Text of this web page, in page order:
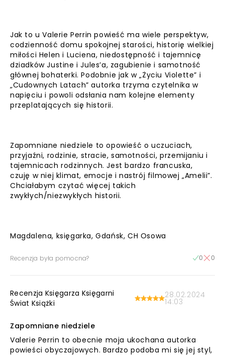
Jak to u Valerie Perrin powieść ma wiele perspektyw,
codzienność domu spokojnej starości, historię wielkiej
miłości Helen i Luciena, niedostępność i tajemnicę
dziadków Justine i Jules’a, zagubienie i samotność
głównej bohaterki. Podobnie jak w „Życiu Violette” i
„Cudownych Latach” autorka trzyma czytelnika w
napięciu i powoli odsłania nam kolejne elementy
przeplatających się historii.
Zapomniane niedziele to opowieść o uczuciach,
przyjaźni, rodzinie, stracie, samotności, przemijaniu i
tajemnicach rodzinnych. Jest bardzo francuska,
czuję w niej klimat, emocje i nastrój filmowej „Amelii”.
Chciałabym czytać więcej takich
zwykłych/niezwykłych historii.
Magdalena, księgarka, Gdańsk, CH Osowa
Recenzja była pomocna? 0 0
Recenzja Księgarza Księgarni
Świat Książki
28.02.2024
14:03
Zapomniane niedziele
Valerie Perrin to obecnie moja ukochana autorka
powieści obyczajowych. Bardzo podoba mi się jej styl,